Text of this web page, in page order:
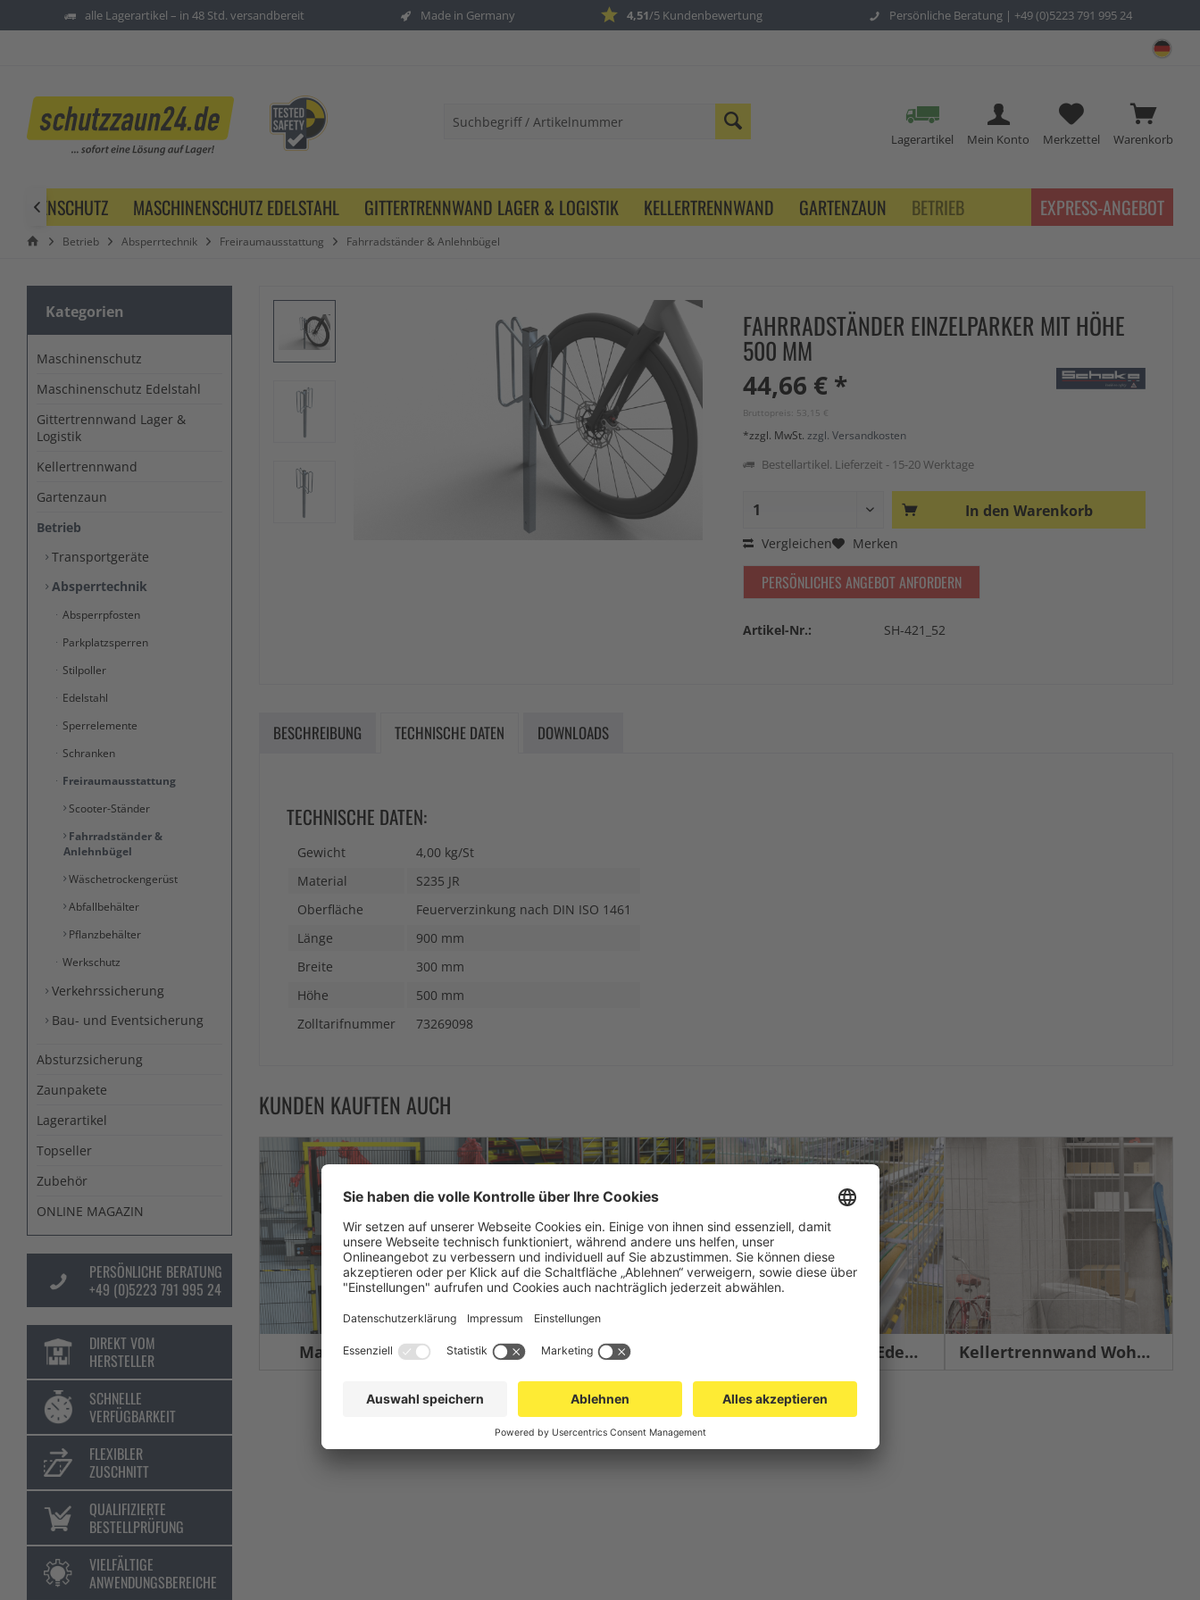
alle Lagerartikel – in 48 Std. versandbereit Made in Germany 4,51/5 Kundenbewertung Persönliche Beratung | +49 (0)5223 791 995 24
Warenkorb
Merkzettel
Mein Konto
Lagerartikel
MASCHINENSCHUTZ EDELSTAHL GITTERTRENNWAND LAGER & LOGISTIK KELLERTRENNWAND GARTENZAUN BETRIEB
 EXPRESS-ANGEBOT
Betrieb Absperrtechnik Freiraumausstattung Fahrradständer & Anlehnbügel
Kategorien
Maschinenschutz
Maschinenschutz Edelstahl
Gittertrennwand Lager &
Logistik
Kellertrennwand
Gartenzaun
Betrieb
Transportgeräte
Absperrtechnik
Absperrpfosten
Parkplatzsperren
Stilpoller
Edelstahl
Sperrelemente
Schranken
Freiraumausstattung
Scooter-Ständer
Fahrradständer &
Anlehnbügel
Wäschetrockengerüst
Abfallbehälter
Pflanzbehälter
Werkschutz
Verkehrssicherung
Bau- und Eventsicherung
Absturzsicherung
Zaunpakete
Lagerartikel
Topseller
Zubehör
ONLINE MAGAZIN
PERSÖNLICHE BERATUNG
+49 (0)5223 791 995 24
DIREKT VOM
HERSTELLER
SCHNELLE
VERFÜGBARKEIT
FLEXIBLER
ZUSCHNITT
QUALIFIZIERTE
BESTELLPRÜFUNG
VIELFÄLTIGE
ANWENDUNGSBEREICHE
FAHRRADSTÄNDER EINZELPARKER MIT HÖHE
500 MM
44,66 € *
Bruttopreis: 53,15 €
*zzgl. MwSt. zzgl. Versandkosten
Bestellartikel. Lieferzeit - 15-20 Werktage
In den Warenkorb
Vergleichen Merken
PERSÖNLICHES ANGEBOT ANFORDERN
Artikel-Nr.: SH-421_52
BESCHREIBUNG TECHNISCHE DATEN DOWNLOADS
TECHNISCHE DATEN:
Gewicht
4,00 kg/St
Material
S235 JR
Oberfläche
Feuerverzinkung nach DIN ISO 1461
Länge
900 mm
Breite
300 mm
Höhe
500 mm
Zolltarifnummer
73269098
KUNDEN KAUFTEN AUCH
Maschinenschutz Gittertrennwand Lager & Logistik Maschinenschutz Edelstahl Kellertrennwand Wohnbau